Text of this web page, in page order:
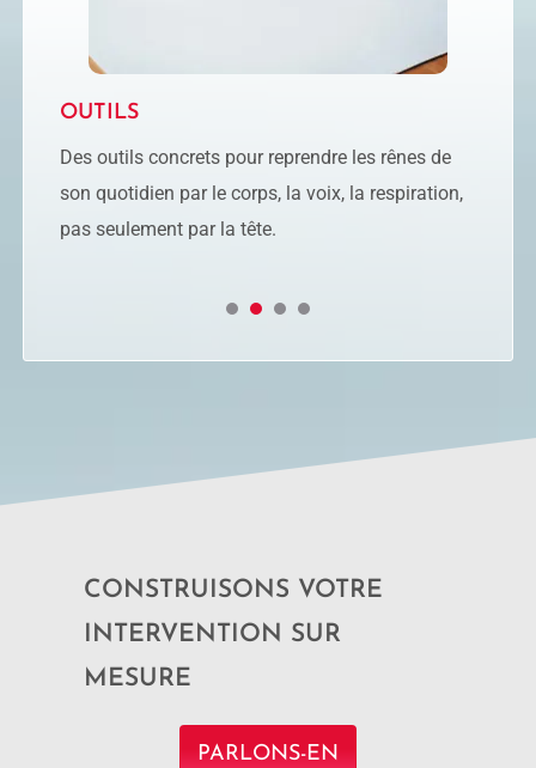
OUTILS
Des outils concrets pour reprendre les rênes de
son quotidien par le corps, la voix, la respiration,
pas seulement par la tête.​
CONSTRUISONS VOTRE
INTERVENTION SUR
MESURE
PARLONS-EN